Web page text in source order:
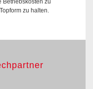
Betriebskosten zu
zu halten.